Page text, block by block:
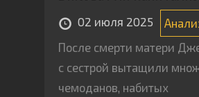
02 июля 2025
После смерти матери
с сестрой вытащили
чемоданов, набитых